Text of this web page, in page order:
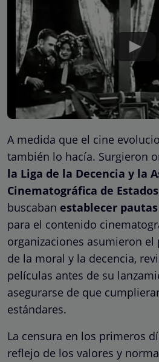
A medida que el cine
también lo hacía. Surgieron
la Liga de la Decencia y la
Cinematográfica de
buscaban establecer
para el contenido
organizaciones asumieron el
de la moral y la decencia,
películas antes de su
asegurarse de que
estándares.
La censura en los primeros
reflejo de los valores y